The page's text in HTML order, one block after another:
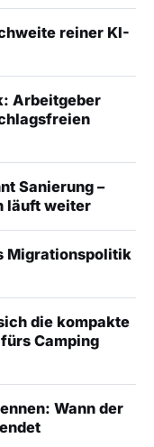
reiner KI-
Arbeitgeber
Sanierung –
läuft weiter
Migrationspolitik
die kompakte
Camping
Wann der